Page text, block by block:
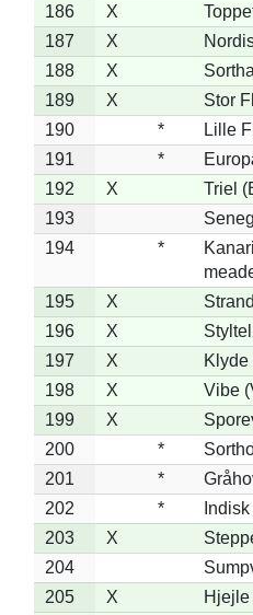
186
X
187
X
188
X
189
X
Stor
190
*
Lille
191
*
192
X
Triel
193
194
*
195
X
196
X
197
X
Klyde
198
X
Vibe
199
X
200
*
201
*
202
*
203
X
204
205
X